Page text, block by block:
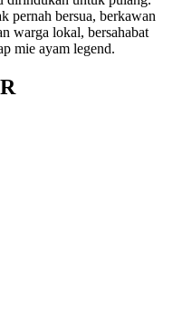
pernah bersua, berkawan
warga lokal, bersahabat
mie ayam legend.